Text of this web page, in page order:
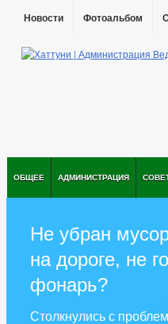
Новости Фотоальбом
ОБЩЕЕ АДМИНИСТРАЦИЯ
Не убран
на дороге, не
фонарь?
Столкнулись с